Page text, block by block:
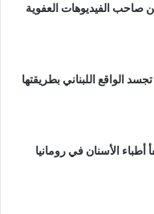
صاحب الفيديوهات العفوية
الواقع اللبناني بطريقتها
أطباء الأسنان في رومانيا